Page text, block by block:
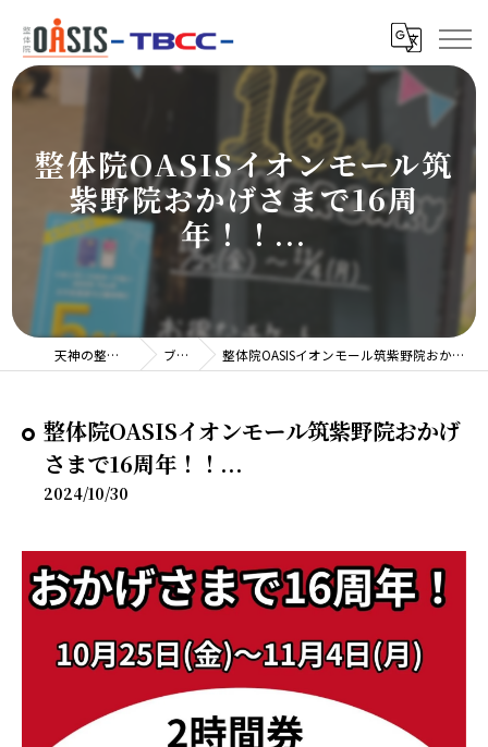
整体院OASISイオンモール筑
紫野院おかげさまで16周
年！！...
天神の整体院TBCC ブログ 整体院OASISイオンモール筑紫野院おかげさまで16周年！！...
整体院OASISイオンモール筑紫野院おかげ
さまで16周年！！...
2024/10/30